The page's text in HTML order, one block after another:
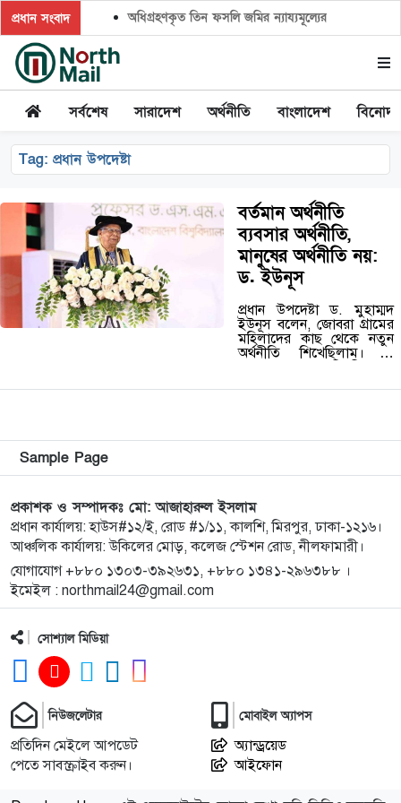
প্রধান সংবাদ অধিগ্রহণকৃত তিন ফসলি জমির ন্যায্যমূল্যের দাবিতে
সর্বশেষ সারাদেশ অর্থনীতি বাংলাদেশ
Tag: প্রধান উপদেষ্টা
বর্তমান অর্থনীতি
ব্যবসার অর্থনীতি,
মানুষের অর্থনীতি নয়:
ড. ইউনূস
প্রধান উপদেষ্টা ড. মুহাম্মদ
ইউনূস বলেন, জোবরা গ্রামের
মহিলাদের কাছ থেকে নতুন
অর্থনীতি শিখেছিলাম। যা
Sample Page
প্রকাশক ও সম্পাদকঃ মো: আজাহারুল ইসলাম
প্রধান কার্যালয়: হাউস#১২/ই, রোড #১/১১, কালশি, মিরপুর, ঢাকা-১২১৬।
আঞ্চলিক কার্যালয়: উকিলের মোড়, কলেজ স্টেশন রোড, নীলফামারী।
যোগাযোগ +৮৮০ ১৩০৩-৩৯২৬৩১, +৮৮০ ১৩৪১-২৯৬৩৮৮ ।
ইমেইল : northmail24@gmail.com
সোশ্যাল মিডিয়া
নিউজলেটার
প্রতিদিন মেইলে আপডেট
পেতে সাবস্ক্রাইব করুন।
মোবাইল অ্যাপস
অ্যান্ড্রয়েড
আইফোন